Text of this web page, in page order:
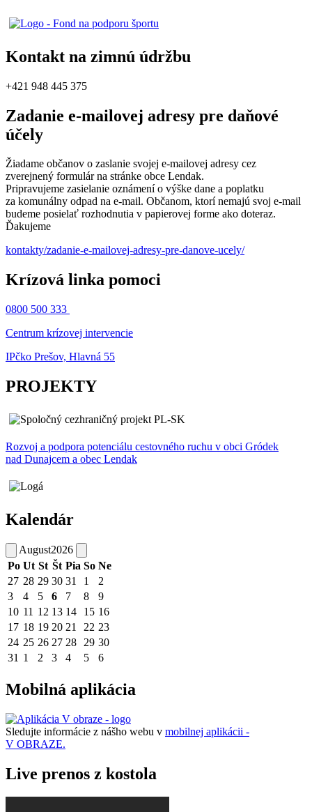
Kontakt na zimnú údržbu
+421 948 445 375
Zadanie e-mailovej adresy pre daňové
účely
Žiadame občanov o zaslanie svojej e-mailovej adresy cez
zverejnený formulár na stránke obce Lendak.
Pripravujeme zasielanie oznámení o výške dane a poplatku
za komunálny odpad na e-mail. Občanom, ktorí nemajú svoj e-mail
budeme posielať rozhodnutia v papierovej forme ako doteraz.
Ďakujeme
kontakty/zadanie-e-mailovej-adresy-pre-danove-ucely/
Krízová linka pomoci
0800 500 333
Centrum krízovej intervencie
IPčko Prešov, Hlavná 55
PROJEKTY
Rozvoj a podpora potenciálu cestovného ruchu v obci Gródek
nad Dunajcem a obec Lendak
Kalendár
August2026
Po Ut St Št Pia So Ne
27 28 29 30 31 1
2
3
4 5 6 7 8
9
10 11 12 13 14 15 16
17 18 19 20 21 22 23
24 25 26 27 28 29 30
31 1 2 3 4 5 6
Mobilná aplikácia
Sledujte informácie z nášho webu v mobilnej aplikácii -
V OBRAZE.
Live prenos z kostola